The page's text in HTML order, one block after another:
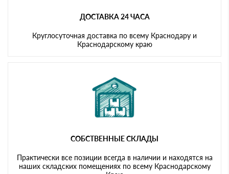
ДОСТАВКА 24 ЧАСА
Круглосуточная доставка по всему Краснодару и
Краснодарскому краю
СОБСТВЕННЫЕ СКЛАДЫ
Практически все позиции всегда в наличии и находятся на
наших складских помещениях по всему Краснодарскому